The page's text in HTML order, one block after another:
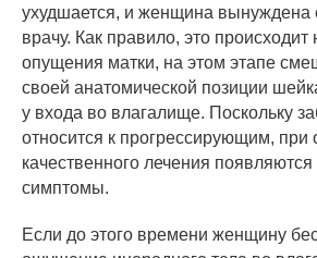
ухудшается, и женщина вынуждена
врачу. Как правило, это происходит
опущения матки, на этом этапе
своей анатомической позиции
у входа во влагалище. Поскольку
относится к прогрессирующим, при
качественного лечения
симптомы.
Если до этого времени женщину